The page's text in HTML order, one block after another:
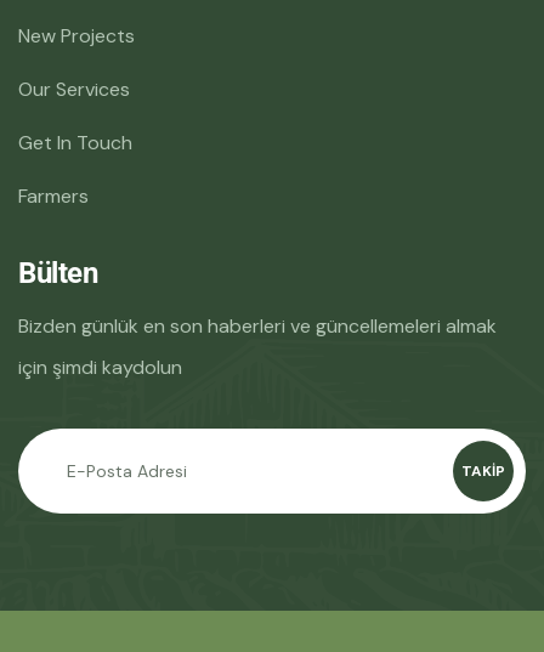
New Projects
Our Services
Get In Touch
Farmers
Bülten
Bizden günlük en son haberleri ve güncellemeleri almak
için şimdi kaydolun
TAKIP